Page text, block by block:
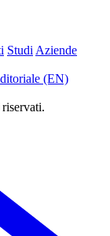
Studi Aziende
(EN)